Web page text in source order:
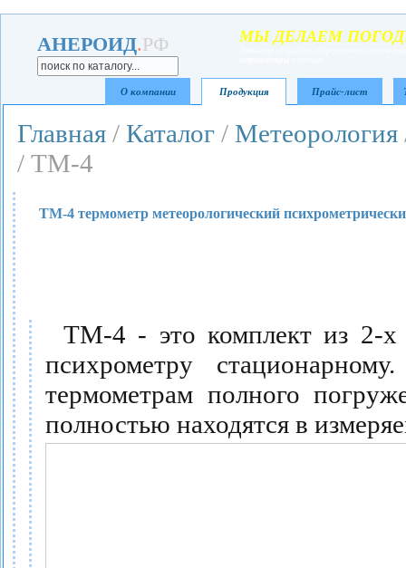
АНЕРОИД.РФ МЫ ДЕЛАЕМ
О компании Продукция Прайс-лист
Главная / Каталог / Метеорология
/ ТМ-4
ТМ-4 термометр метеорологический
ТМ-4 - это комплект из 2-х
психрометру
термометрам полного
полностью находятся в